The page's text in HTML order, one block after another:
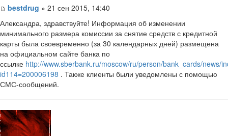
bestdrug » 21 сен 2015, 14:40
Александра, здравствуйте! Информация об изменении
минимального размера комиссии за снятие средств с кредитной
карты была своевременно (за 30 календарных дней) размещена
на официальном сайте банка по
ссылке http://www.sberbank.ru/moscow/ru/person/bank_cards/news/
id114=200006198 . Также клиенты были уведомлены с помощью
СМС-сообщений.